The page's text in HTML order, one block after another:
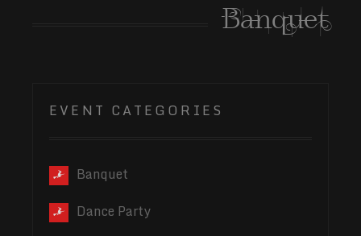
Banquet
EVENT CATEGORIES
Banquet
Dance Party